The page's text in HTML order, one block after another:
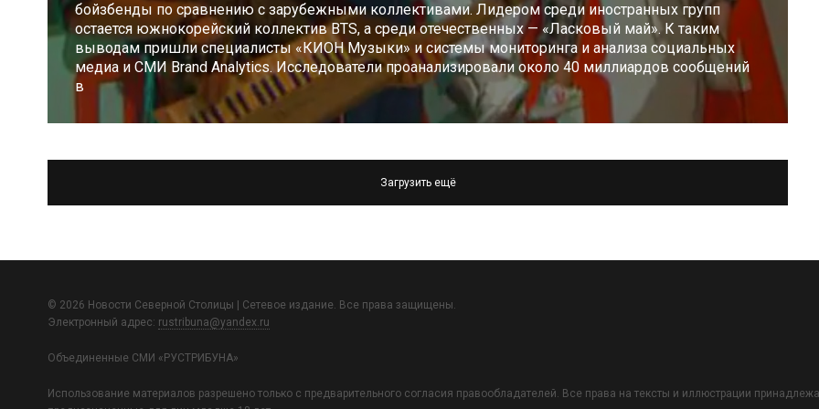
бойзбенды по сравнению с зарубежными коллективами. Лидером среди иностранных групп
остается южнокорейский коллектив BTS, а среди отечественных — «Ласковый май». К таким
выводам пришли специалисты «КИОН Музыки» и системы мониторинга и анализа социальных
медиа и СМИ Brand Analytics. Исследователи проанализировали около 40 миллиардов сообщений
в
Загрузить ещё
© 2026 Новости Северной Столицы | Сетевое издание. Все права защищены.
Электронный адрес: rustribuna@yandex.ru
Объединенные СМИ «РУСТРИБУНА»
Использование материалов разрешено только с предварительного согласия правообладателей. Все права на тексты и иллюстрации